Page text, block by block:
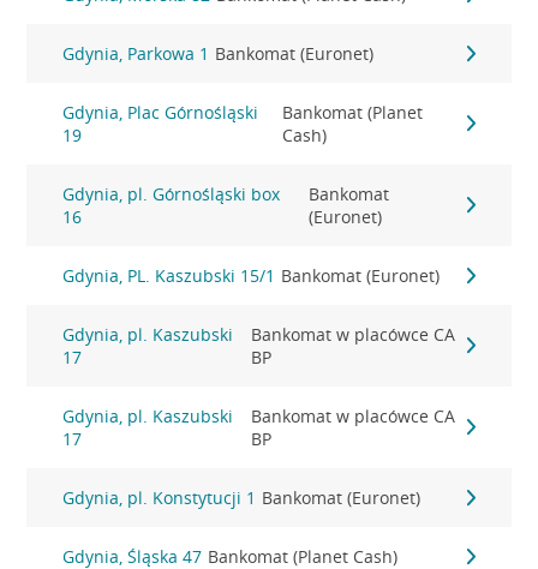
Gdynia, Parkowa 1 Bankomat (Euronet)
Gdynia, Plac Górnośląski
19
Bankomat (Planet
Cash)
Gdynia, pl. Górnośląski box
16
Bankomat
(Euronet)
Gdynia, PL. Kaszubski 15/1 Bankomat (Euronet)
Gdynia, pl. Kaszubski
17
Bankomat w placówce CA
BP
Gdynia, pl. Kaszubski
17
Bankomat w placówce CA
BP
Gdynia, pl. Konstytucji 1 Bankomat (Euronet)
Gdynia, Śląska 47 Bankomat (Planet Cash)